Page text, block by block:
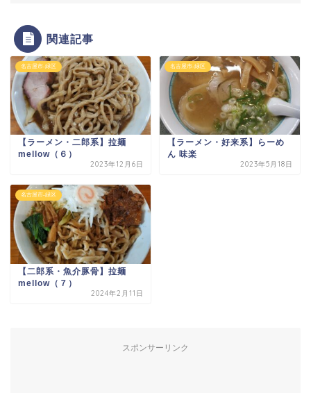
関連記事
名古屋市-緑区
【ラーメン・二郎系】拉麺
mellow（６）
2023年12月6日
名古屋市-緑区
【ラーメン・好来系】らーめ
ん 味楽
2023年5月18日
名古屋市-緑区
【二郎系・魚介豚骨】拉麺
mellow（７）
2024年2月11日
スポンサーリンク